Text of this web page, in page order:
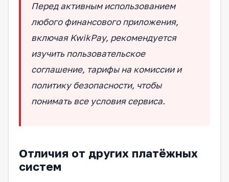
Перед активным использованием
любого финансового приложения,
включая KwikPay, рекомендуется
изучить пользовательское
соглашение, тарифы на комиссии и
политику безопасности, чтобы
понимать все условия сервиса.
Отличия от других платёжных
систем